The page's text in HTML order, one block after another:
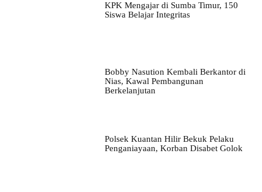
KPK Mengajar di Sumba Timur, 150
Siswa Belajar Integritas
Bobby Nasution Kembali Berkantor di
Nias, Kawal Pembangunan
Berkelanjutan
Polsek Kuantan Hilir Bekuk Pelaku
Penganiayaan, Korban Disabet Golok